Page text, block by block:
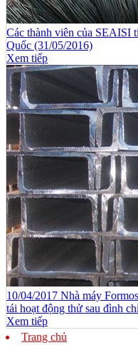
Các thành viên của SEAISI
Quốc (31/05/2016)
Xem tiếp
10/04/2017 Nhà máy
tái hoạt động thử sau đình
Xem tiếp
Trang chủ